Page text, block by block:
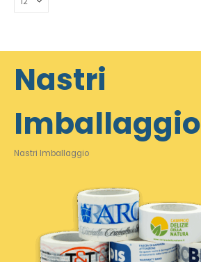
Nastri
Imballaggio
Nastri Imballaggio